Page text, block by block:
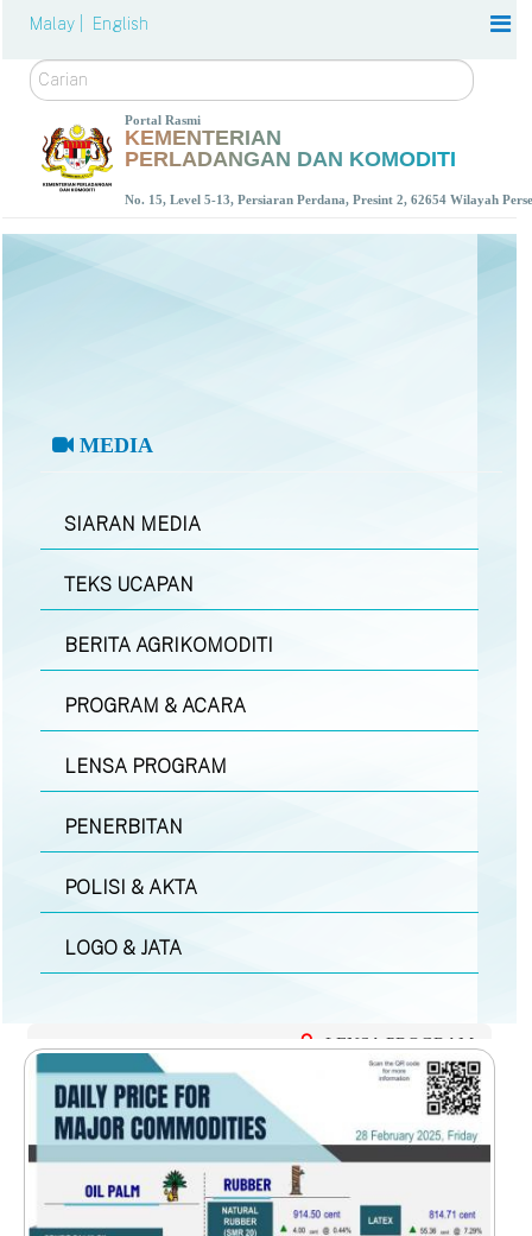
Malay | English
Carian
Portal Rasmi
KEMENTERIAN
PERLADANGAN DAN KOMODITI
No. 15, Level 5-13, Persiaran Perdana, Presint 2, 62654 Wilayah
MEDIA
SIARAN MEDIA
TEKS UCAPAN
BERITA AGRIKOMODITI
PROGRAM & ACARA
LENSA PROGRAM
PENERBITAN
POLISI & AKTA
LOGO & JATA
LENSA PROGRAM